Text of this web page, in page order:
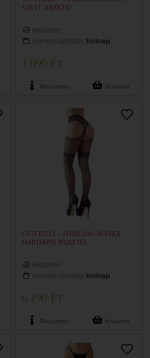
szett (fekete)
készleten
várható szállítás: holnap
3 690 Ft
Részletek Kosárba
Cottelli - Hullámos szex
harisnya (fekete)
készleten
várható szállítás: holnap
6 190 Ft
Részletek Kosárba